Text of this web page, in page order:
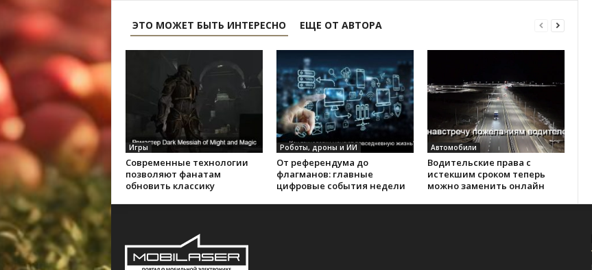
ЭТО МОЖЕТ БЫТЬ ИНТЕРЕСНО ЕЩЕ ОТ АВТОРА
Игры
Современные технологии
позволяют фанатам
обновить классику
Роботы, дроны и ИИ
От референдума до
флагманов: главные
цифровые события недели
Автомобили
Водительские права с
истекшим сроком теперь
можно заменить онлайн